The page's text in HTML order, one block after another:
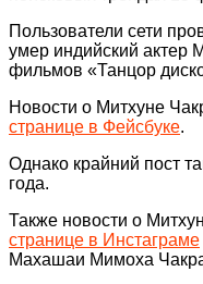
Пользователи сети
умер индийский актер
фильмов «Танцор
Новости о Митхуне
странице в Фейсбуке.
Однако крайний пост
года.
Также новости о
странице в Инстаграме
Махашаи Мимоха